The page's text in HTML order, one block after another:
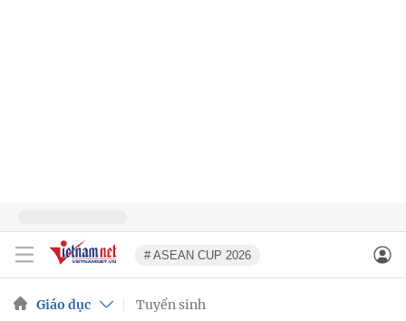
# ASEAN CUP 2026
Giáo dục Tuyển sinh